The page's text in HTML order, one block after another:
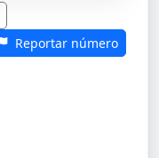
Reportar número